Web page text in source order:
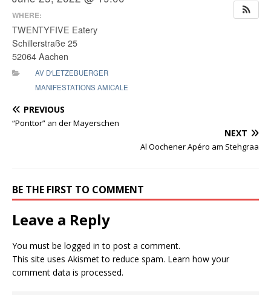
WHERE:
TWENTYFIVE Eatery
Schillerstraße 25
52064 Aachen
AV D'LETZEBUERGER
MANIFESTATIONS AMICALE
PREVIOUS
“Ponttor” an der Mayerschen
NEXT
Al Oochener Apéro am Stehgraa
BE THE FIRST TO COMMENT
Leave a Reply
You must be logged in to post a comment.
This site uses Akismet to reduce spam. Learn how your
comment data is processed.